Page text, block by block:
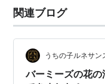
関連ブログ
うちの子ルネサ
バーミーズの花